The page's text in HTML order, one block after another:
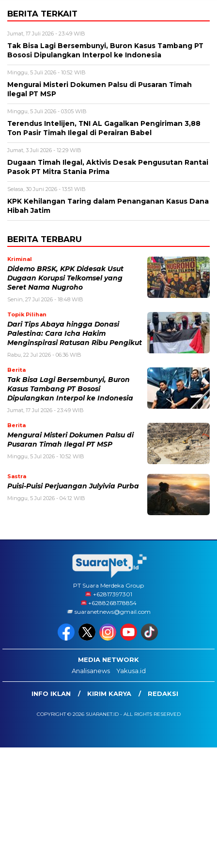
BERITA TERKAIT
Jumat, 17 Juli 2026 - 23:49 WIB
Tak Bisa Lagi Bersembunyi, Buron Kasus Tambang PT
Bososi Dipulangkan Interpol ke Indonesia
Minggu, 5 Juli 2026 - 10:52 WIB
Mengurai Misteri Dokumen Palsu di Pusaran Timah
Ilegal PT MSP
Minggu, 5 Juli 2026 - 03:05 WIB
Terendus Intelijen, TNI AL Gagalkan Pengiriman 3,88
Ton Pasir Timah Ilegal di Perairan Babel
Jumat, 3 Juli 2026 - 12:29 WIB
Dugaan Timah Ilegal, Aktivis Desak Pengusutan Rantai
Pasok PT Mitra Stania Prima
Selasa, 30 Juni 2026 - 13:51 WIB
KPK Kehilangan Taring dalam Penanganan Kasus Dana
Hibah Jatim
BERITA TERBARU
Kriminal
Didemo BRSK, KPK Didesak Usut
Dugaan Korupsi Telkomsel yang
Seret Nama Nugroho
Senin, 27 Jul 2026 - 18:48 WIB
Topik Pilihan
Dari Tips Abaya hingga Donasi
Palestina: Cara Icha Hakim
Menginspirasi Ratusan Ribu Pengikut
Rabu, 22 Jul 2026 - 06:36 WIB
Berita
Tak Bisa Lagi Bersembunyi, Buron
Kasus Tambang PT Bososi
Dipulangkan Interpol ke Indonesia
Jumat, 17 Jul 2026 - 23:49 WIB
Berita
Mengurai Misteri Dokumen Palsu di
Pusaran Timah Ilegal PT MSP
Minggu, 5 Jul 2026 - 10:52 WIB
Sastra
Puisi-Puisi Perjuangan Julyivia Purba
Minggu, 5 Jul 2026 - 04:12 WIB
PT Suara Merdeka Group
‪+62817397301
+6288268178854
suaranetnews@gmail.com
MEDIA NETWORK
Analisanews
Yakusa.id
INFO IKLAN KIRIM KARYA REDAKSI
COPYRIGHT © 2026 SUARANET.ID - ALL RIGHTS RESERVED